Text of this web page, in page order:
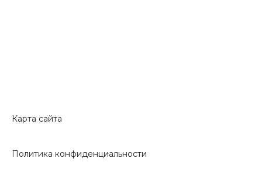
Карта сайта
Политика конфиденциальности